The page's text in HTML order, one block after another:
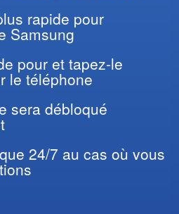
rapide pour
Samsung
pour et tapez-le
le téléphone
sera débloqué
24/7 au cas où vous